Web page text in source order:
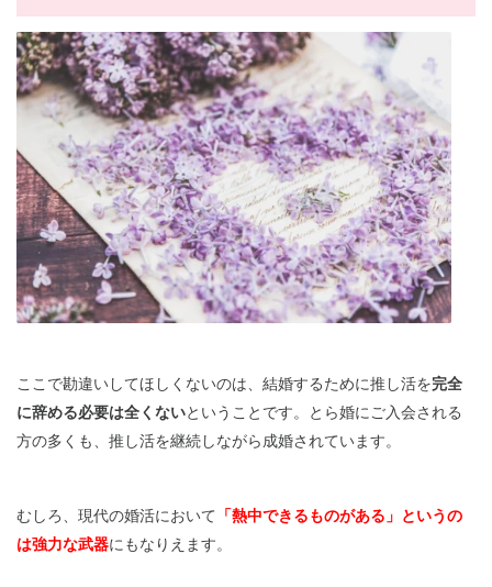
ここで勘違いしてほしくないのは、結婚するために推し活を完全
に辞める必要は全くないということです。とら婚にご入会される
方の多くも、推し活を継続しながら成婚されています。
むしろ、現代の婚活において
「熱中できるものがある」というの
は強力な武器にもなりえます。